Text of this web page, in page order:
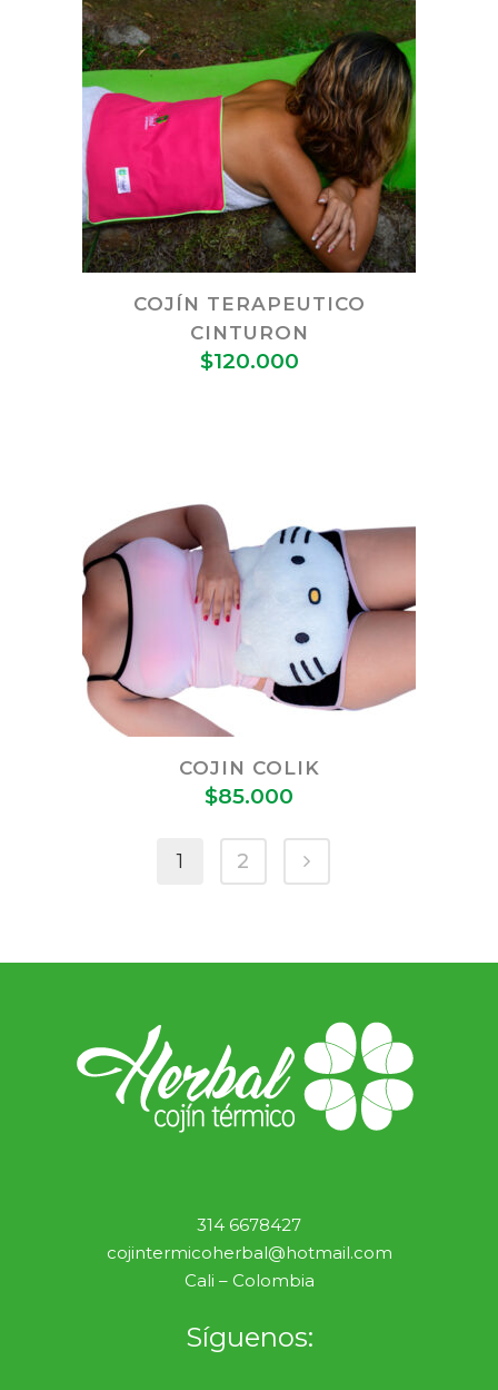
COJÍN TERAPEUTICO
CINTURON
$120.000
COJIN COLIK
$85.000
1 2
314 6678427
cojintermicoherbal@hotmail.com
Cali – Colombia
Síguenos: